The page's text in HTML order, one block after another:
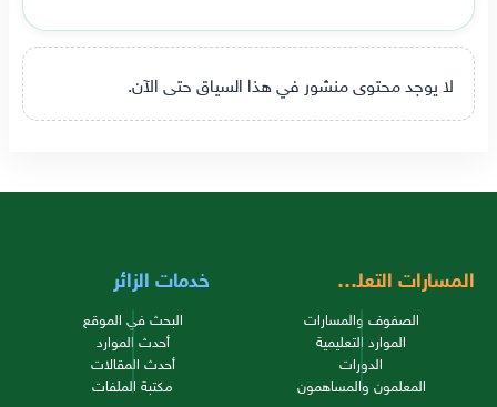
لا يوجد محتوى منشور في هذا السياق حتى الآن.
المسارات التعليمية
الصفوف والمسارات
الموارد التعليمية
الدورات
المعلمون والمساهمون
خدمات الزائر
البحث في الموقع
أحدث الموارد
أحدث المقالات
مكتبة الملفات